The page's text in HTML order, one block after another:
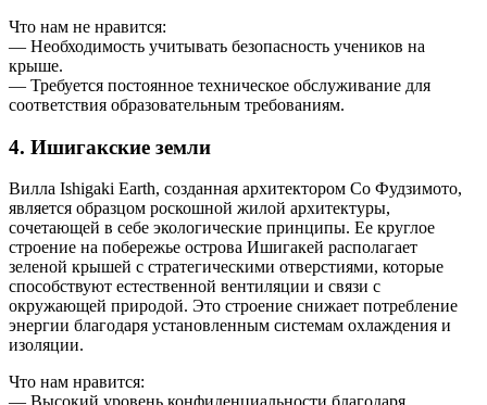
Что нам не нравится:
— Необходимость учитывать безопасность учеников на
крыше.
— Требуется постоянное техническое обслуживание для
соответствия образовательным требованиям.
4. Ишигакские земли
Вилла Ishigaki Earth, созданная архитектором Со Фудзимото,
является образцом роскошной жилой архитектуры,
сочетающей в себе экологические принципы. Ее круглое
строение на побережье острова Ишигакей располагает
зеленой крышей с стратегическими отверстиями, которые
способствуют естественной вентиляции и связи с
окружающей природой. Это строение снижает потребление
энергии благодаря установленным системам охлаждения и
изоляции.
Что нам нравится: